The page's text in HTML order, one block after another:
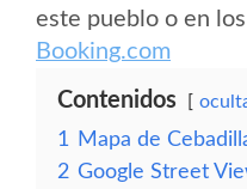
este pueblo o en
Booking.com
Contenidos
1
Mapa de
2 Google Street